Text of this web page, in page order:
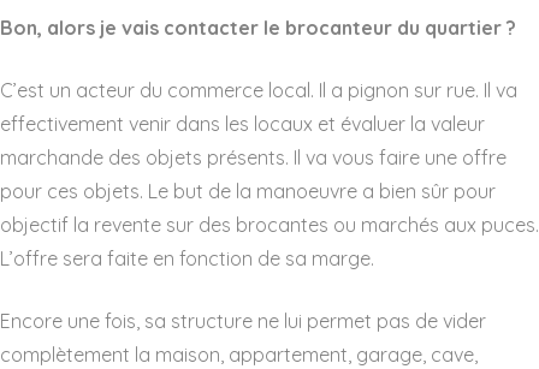
Bon, alors je vais contacter le brocanteur du quartier ?
C’est un acteur du commerce local. Il a pignon sur rue. Il va
effectivement venir dans les locaux et évaluer la valeur
marchande des objets présents. Il va vous faire une offre
pour ces objets. Le but de la manoeuvre a bien sûr pour
objectif la revente sur des brocantes ou marchés aux puces.
L’offre sera faite en fonction de sa marge.
Encore une fois, sa structure ne lui permet pas de vider
complètement la maison, appartement, garage, cave,